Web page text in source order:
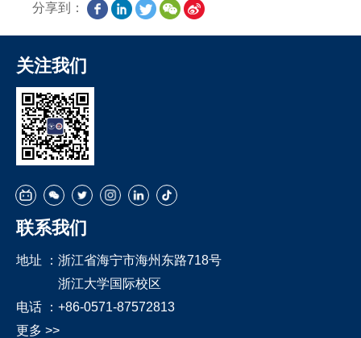
分享到：
关注我们
联系我们
地址 ： 浙江省海宁市海州东路718号
浙江大学国际校区
电话 ： +86-0571-87572813
更多 >>